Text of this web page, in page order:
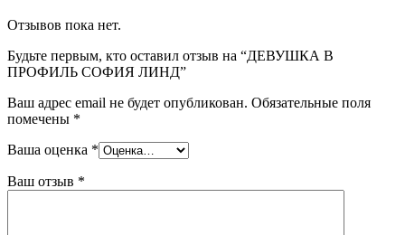
Отзывов пока нет.
Будьте первым, кто оставил отзыв на “ДЕВУШКА В
ПРОФИЛЬ СОФИЯ ЛИНД”
Ваш адрес email не будет опубликован. Обязательные поля
помечены *
Ваша оценка *
Ваш отзыв *